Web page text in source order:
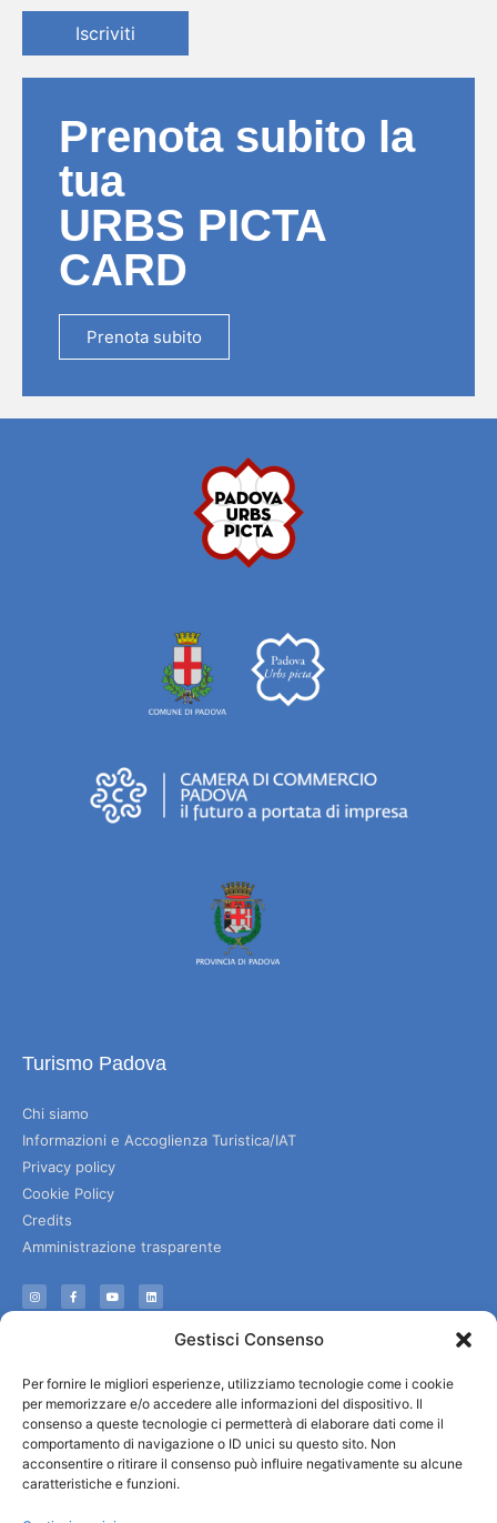
Gestisci Consenso
Per fornire le migliori esperienze, utilizziamo tecnologie come i cookie
per memorizzare e/o accedere alle informazioni del dispositivo. Il
consenso a queste tecnologie ci permetterà di elaborare dati come il
comportamento di navigazione o ID unici su questo sito. Non
acconsentire o ritirare il consenso può influire negativamente su alcune
caratteristiche e funzioni.
Iscriviti
Prenota subito la
tua
URBS PICTA
CARD
Prenota subito
Turismo Padova
Chi siamo
Informazioni e Accoglienza Turistica/IAT
Privacy policy
Cookie Policy
Credits
Amministrazione trasparente
Servizi utili
Download brochures